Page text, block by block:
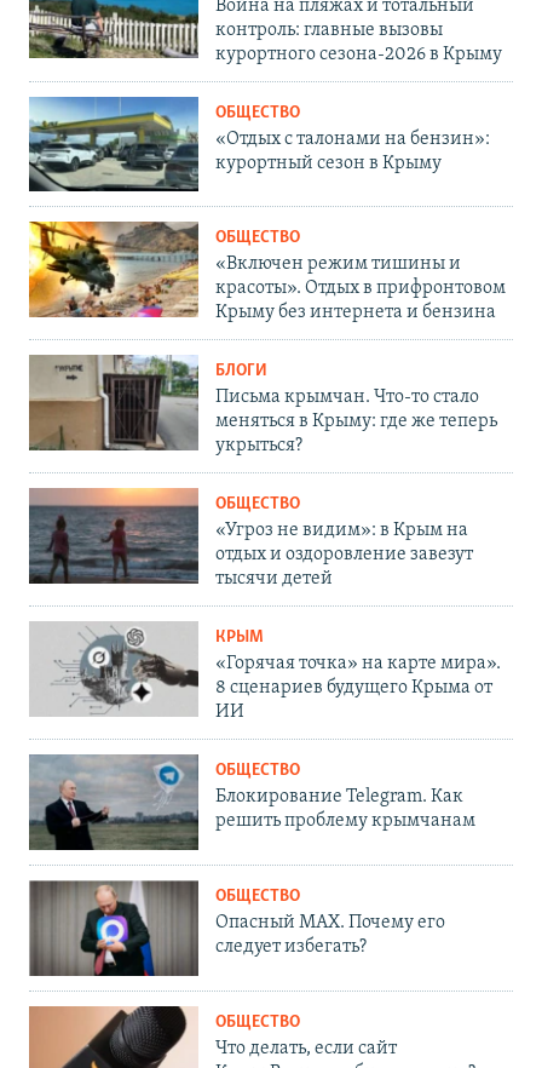
Война на пляжах и тотальный
контроль: главные вызовы
курортного сезона-2026 в Крыму
ОБЩЕСТВО
«Отдых с талонами на бензин»:
курортный сезон в Крыму
ОБЩЕСТВО
«Включен режим тишины и
красоты». Отдых в прифронтовом
Крыму без интернета и бензина
БЛОГИ
Письма крымчан. Что-то стало
меняться в Крыму: где же теперь
укрыться?
ОБЩЕСТВО
«Угроз не видим»: в Крым на
отдых и оздоровление завезут
тысячи детей
КРЫМ
«Горячая точка» на карте мира».
8 сценариев будущего Крыма от
ИИ
ОБЩЕСТВО
Блокирование Telegram. Как
решить проблему крымчанам
ОБЩЕСТВО
Опасный MAX. Почему его
следует избегать?
ОБЩЕСТВО
Что делать, если сайт